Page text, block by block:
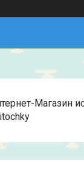
Магазин